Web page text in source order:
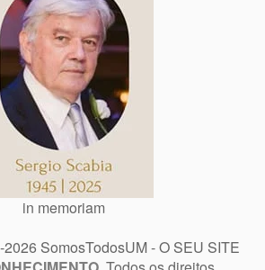
in memoriam
SomosTodosUM - O SEU SITE